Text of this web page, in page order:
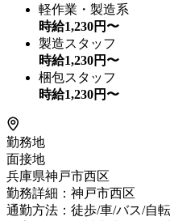
軽作業・製造系
時給1,230円〜
製造スタッフ
時給1,230円〜
梱包スタッフ
時給1,230円〜
勤務地
面接地
兵庫県神戸市西区
勤務詳細：神戸市西区
通勤方法：徒歩/車/バス/自